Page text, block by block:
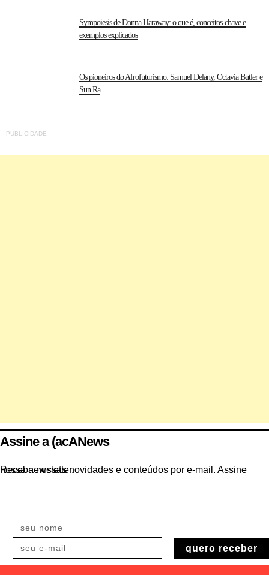
Sympoiesis de Donna Haraway: o que é, conceitos-chave e
exemplos explicados
Os pioneiros do Afrofuturismo: Samuel Delany, Octavia Butler e
Sun Ra
PUBLICIDADE
Assine a (acANews
Receba nossas novidades e conteúdos por e-mail. Assine nossa newsletter.
quero receber